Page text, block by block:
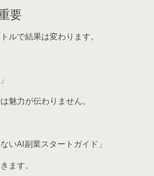
要
ルで結果は変わります。
魅力が伝わりません。
いAI副業スタートガイド」
ます。